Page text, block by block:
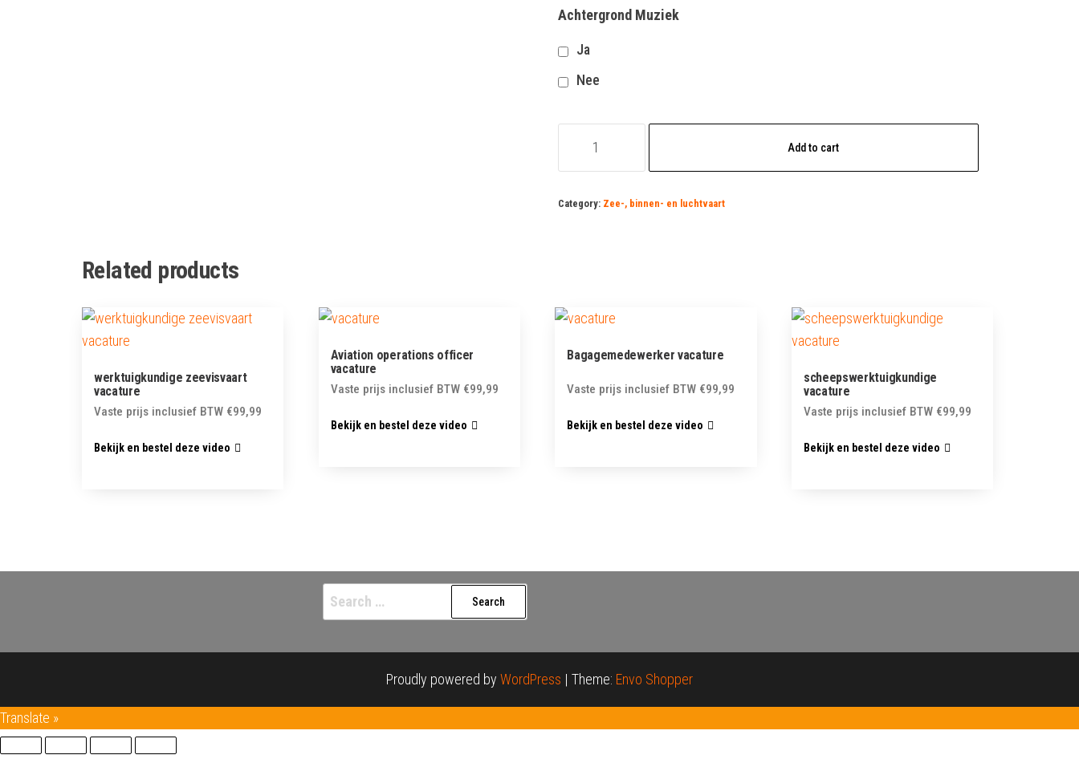
Achtergrond Muziek
Ja
Nee
vacature
Add to cart
Category: Zee-, binnen- en luchtvaart
Related products
werktuigkundige zeevisvaart
vacature
Vaste prijs inclusief BTW €99,99
Bekijk en bestel deze video
Aviation operations officer
vacature
Vaste prijs inclusief BTW €99,99
Bekijk en bestel deze video
Bagagemedewerker vacature
Vaste prijs inclusief BTW €99,99
Bekijk en bestel deze video
scheepswerktuigkundige
vacature
Vaste prijs inclusief BTW €99,99
Bekijk en bestel deze video
Search
for:
Proudly powered by WordPress | Theme: Envo Shopper
Translate »